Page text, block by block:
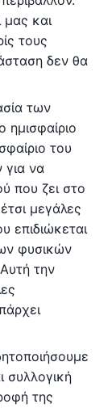
μας και
τους
δεν θα
των
του
για να
που ζει στο
μεγάλες
επιδιώκεται
φυσικών
την
συλλογική
της